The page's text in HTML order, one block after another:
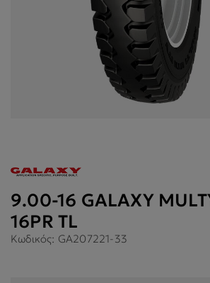
9.00-16 GALAXY
16PR TL
Κωδικός: GA207221-33